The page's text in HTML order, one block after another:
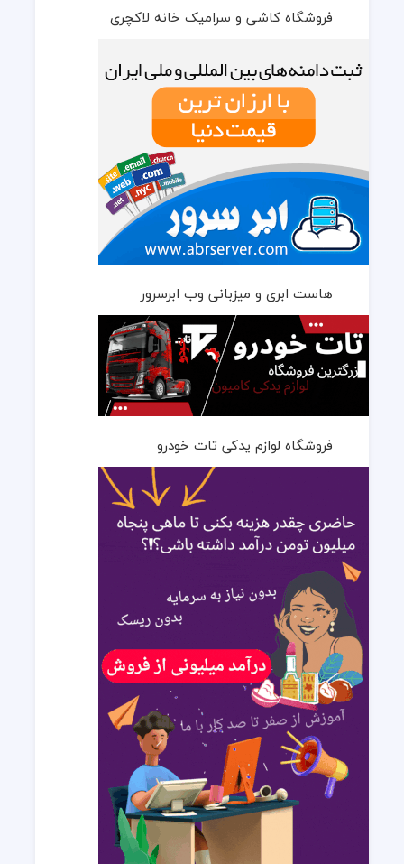
فروشگاه کاشی و سرامیک خانه لاکچری
هاست ابری و میزبانی وب ابرسرور
فروشگاه لوازم یدکی تات خودرو